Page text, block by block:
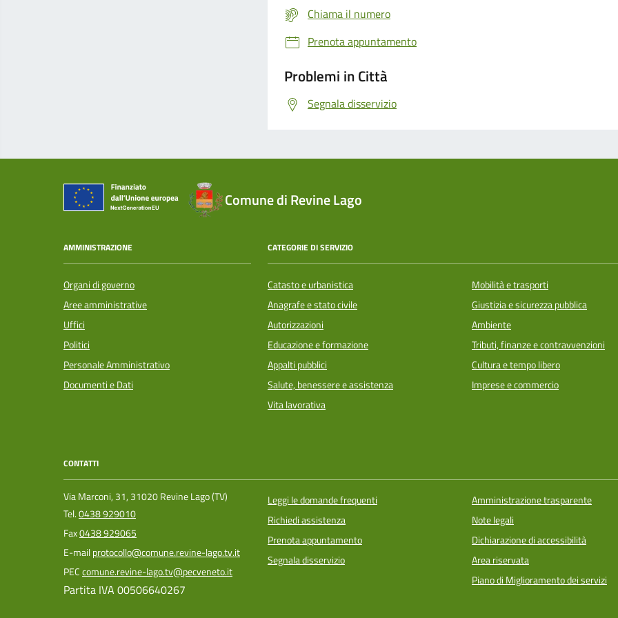
Chiama il numero
Prenota appuntamento
Problemi in Città
Segnala disservizio
Comune di Revine Lago
AMMINISTRAZIONE
Organi di governo
Aree amministrative
Uffici
Politici
Personale Amministrativo
Documenti e Dati
CATEGORIE DI SERVIZIO
Catasto e urbanistica
Anagrafe e stato civile
Autorizzazioni
Educazione e formazione
Appalti pubblici
Salute, benessere e assistenza
Vita lavorativa
Mobilità e trasporti
Giustizia e sicurezza pubblica
Ambiente
Tributi, finanze e contravvenzioni
Cultura e tempo libero
Imprese e commercio
CONTATTI
Via Marconi, 31, 31020 Revine Lago (TV)
Tel.0438 929010
Fax0438 929065
E-mailprotocollo@comune.revine-lago.tv.it
PECcomune.revine-lago.tv@pecveneto.it
Partita IVA 00506640267
Leggi le domande frequenti
Richiedi assistenza
Prenota appuntamento
Segnala disservizio
Amministrazione trasparente
Note legali
Dichiarazione di accessibilità
Area riservata
Piano di Miglioramento dei servizi